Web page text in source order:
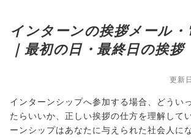
インターンの挨拶メール
｜最初の日・最終日の挨拶
更新
インターンシップへ参加する場合、どうい
たらいいか、正しい挨拶の仕方を理解して
ーンシップはあなたに与えられた社会人に